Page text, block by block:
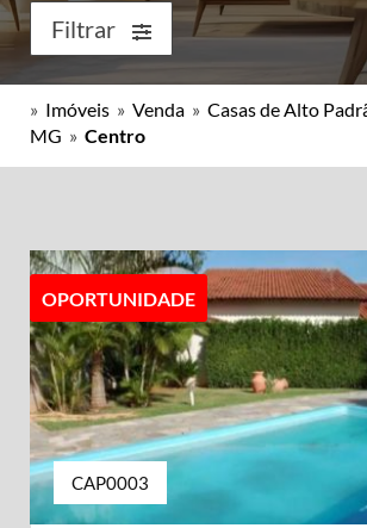
Filtrar
» Imóveis » Venda » Casas de Alto
MG » Centro
OPORTUNIDADE
CAP0003